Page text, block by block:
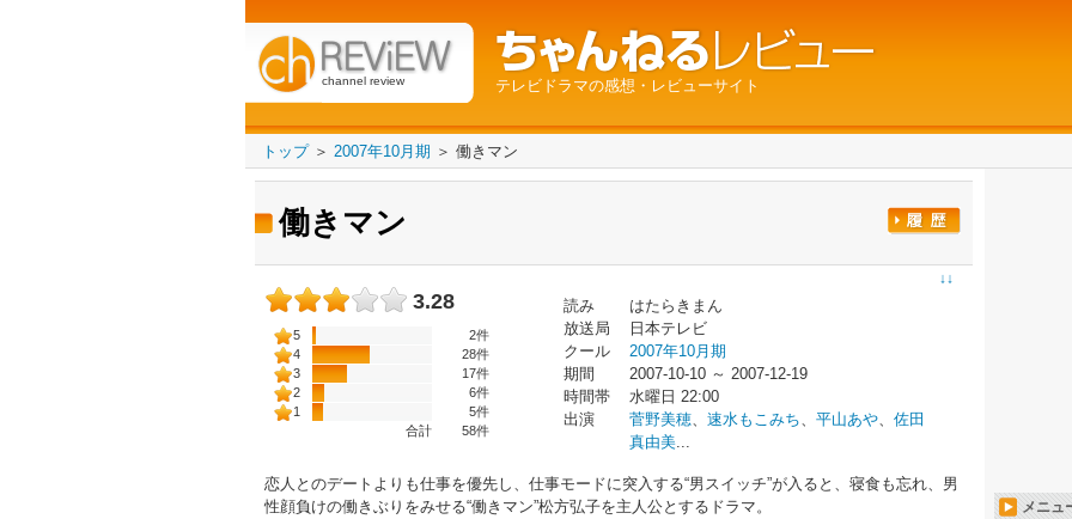
channel review テレビドラマの感想・レビューサイト
トップ＞ 2007年10月期 ＞ 働きマン
働きマン
↓↓
3.28
5
2件
4
28件
3
17件
2
6件
1
5件
合計
58件
読み
はたらきまん
放送局
日本テレビ
クール
2007年10月期
期間
2007-10-10 ～ 2007-12-19
時間帯
水曜日 22:00
出演
菅野美穂、 速水もこみち、 平山あや、 佐田
真由美...
恋人とのデートよりも仕事を優先し、仕事モードに突入する“男スイッチ”が入ると、寝食も忘れ、男
性顔負けの働きぶりをみせる“働きマン”松方弘子を主人公とするドラマ。
メニュ